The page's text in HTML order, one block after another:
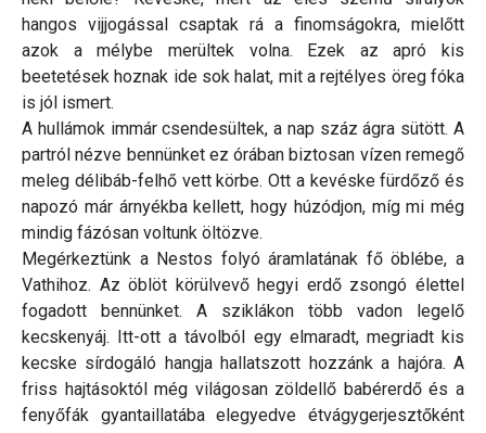
hangos vijjogással csaptak rá a finomságokra, mielőtt
azok a mélybe merültek volna. Ezek az apró kis
beetetések hoznak ide sok halat, mit a rejtélyes öreg fóka
is jól ismert.
A hullámok immár csendesültek, a nap száz ágra sütött. A
partról nézve bennünket ez órában biztosan vízen remegő
meleg délibáb-felhő vett körbe. Ott a kevéske fürdőző és
napozó már árnyékba kellett, hogy húzódjon, míg mi még
mindig fázósan voltunk öltözve.
Megérkeztünk a Nestos folyó áramlatának fő öblébe, a
Vathihoz. Az öblöt körülvevő hegyi erdő zsongó élettel
fogadott bennünket. A sziklákon több vadon legelő
kecskenyáj. Itt-ott a távolból egy elmaradt, megriadt kis
kecske sírdogáló hangja hallatszott hozzánk a hajóra. A
friss hajtásoktól még világosan zöldellő babérerdő és a
fenyőfák gyantaillatába elegyedve étvágygerjesztőként